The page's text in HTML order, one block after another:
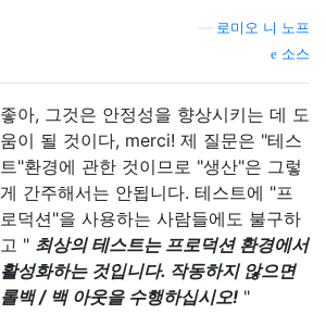
로미오 니 노프
소스
좋아, 그것은 안정성을 향상시키는 데 도
움이 될 것이다, merci! 제 질문은 "테스
트"환경에 관한 것이므로 "생산"은 그렇
게 간주해서는 안됩니다. 테스트에 "프
로덕션"을 사용하는 사람들에도 불구하
고 " 최상의 테스트는 프로덕션 환경에서
활성화하는 것입니다. 작동하지 않으면
롤백 / 백 아웃을 수행하십시오! "